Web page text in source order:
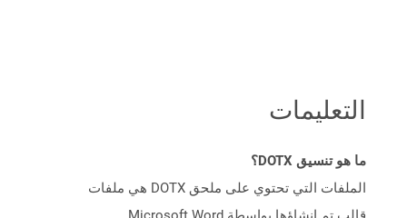
التعليمات
ما هو تنسيق DOTX؟
الملفات التي تحتوي على ملحق DOTX هي ملفات